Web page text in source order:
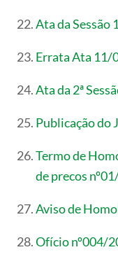
Ata da
Errata Ata 11/
Ata da 2ª
Publicação do
Termo de
de precos
Aviso de
Ofício nº004/